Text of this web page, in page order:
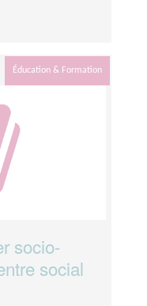
Éducation & Formation
socio-
social